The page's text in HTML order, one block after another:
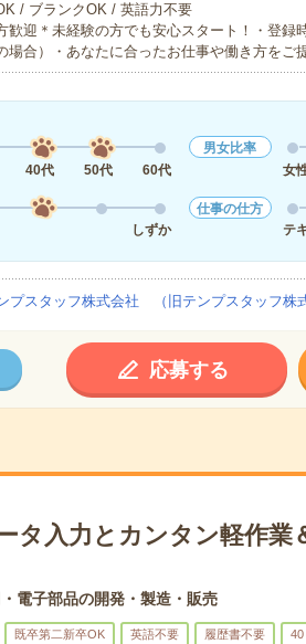
/ ブランクOK / 英語力不要
歓迎＊未経験の方でも安心スタート！・登録
場合）・あなたに合ったお仕事や働き方をご
40代 50代 60代
男女比率
女
しずか
仕事の仕方
テ
プスタッフ株式会社 （旧テンプスタッフ株式
応募する
タ入力とカンタン軽作業
電子部品の開発・製造・販売
既卒第二新卒OK 英語不要 履歴書不要 40